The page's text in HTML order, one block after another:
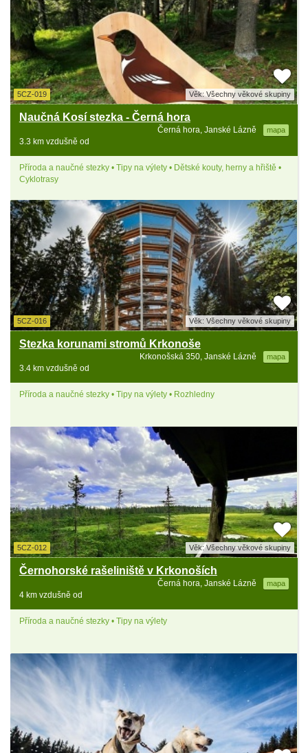
5CZ-019 Věk: Všechny věkové skupiny
Naučná Kosí stezka - Černá hora
Černá hora, Janské Lázně mapa
3.3 km vzdušně od
Příroda a naučné stezky • Tipy na výlety • Dětské kouty, herny a hřiště •
Cyklotrasy
5CZ-016 Věk: Všechny věkové skupiny
Stezka korunami stromů Krkonoše
Krkonošská 350, Janské Lázně mapa
3.4 km vzdušně od
Příroda a naučné stezky • Tipy na výlety • Rozhledny
5CZ-012 Věk: Všechny věkové skupiny
Černohorské rašeliniště v Krkonoších
Černá hora, Janské Lázně mapa
4 km vzdušně od
Příroda a naučné stezky • Tipy na výlety